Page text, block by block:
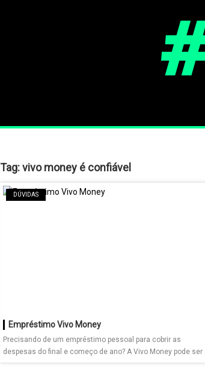
Tag:vivo money é confiável
DÚVIDAS
Empréstimo Vivo Money
Precisando de um empréstimo pessoal para cobrir as
despesas do final e começo de ano? A Vivo Money pode ser